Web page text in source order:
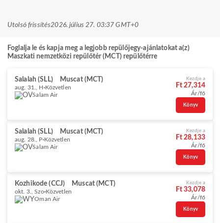
Utolsó frissítés2026. július 27. 03:37 GMT+0
Foglalja le és kapja meg a legjobb repülőjegy-ajánlatokat a(z)
Maszkati nemzetközi repülőtér (MCT) repülőtérre
Salalah (SLL) Muscat (MCT)
aug. 31., H Közvetlen
Salam Air
Kezdje a
Ft 27,314
Ár/fő
Könyv
Salalah (SLL) Muscat (MCT)
aug. 28., P Közvetlen
Salam Air
Kezdje a
Ft 28,133
Ár/fő
Könyv
Kozhikode (CCJ) Muscat (MCT)
okt. 3., Szo Közvetlen
Oman Air
Kezdje a
Ft 33,078
Ár/fő
Könyv